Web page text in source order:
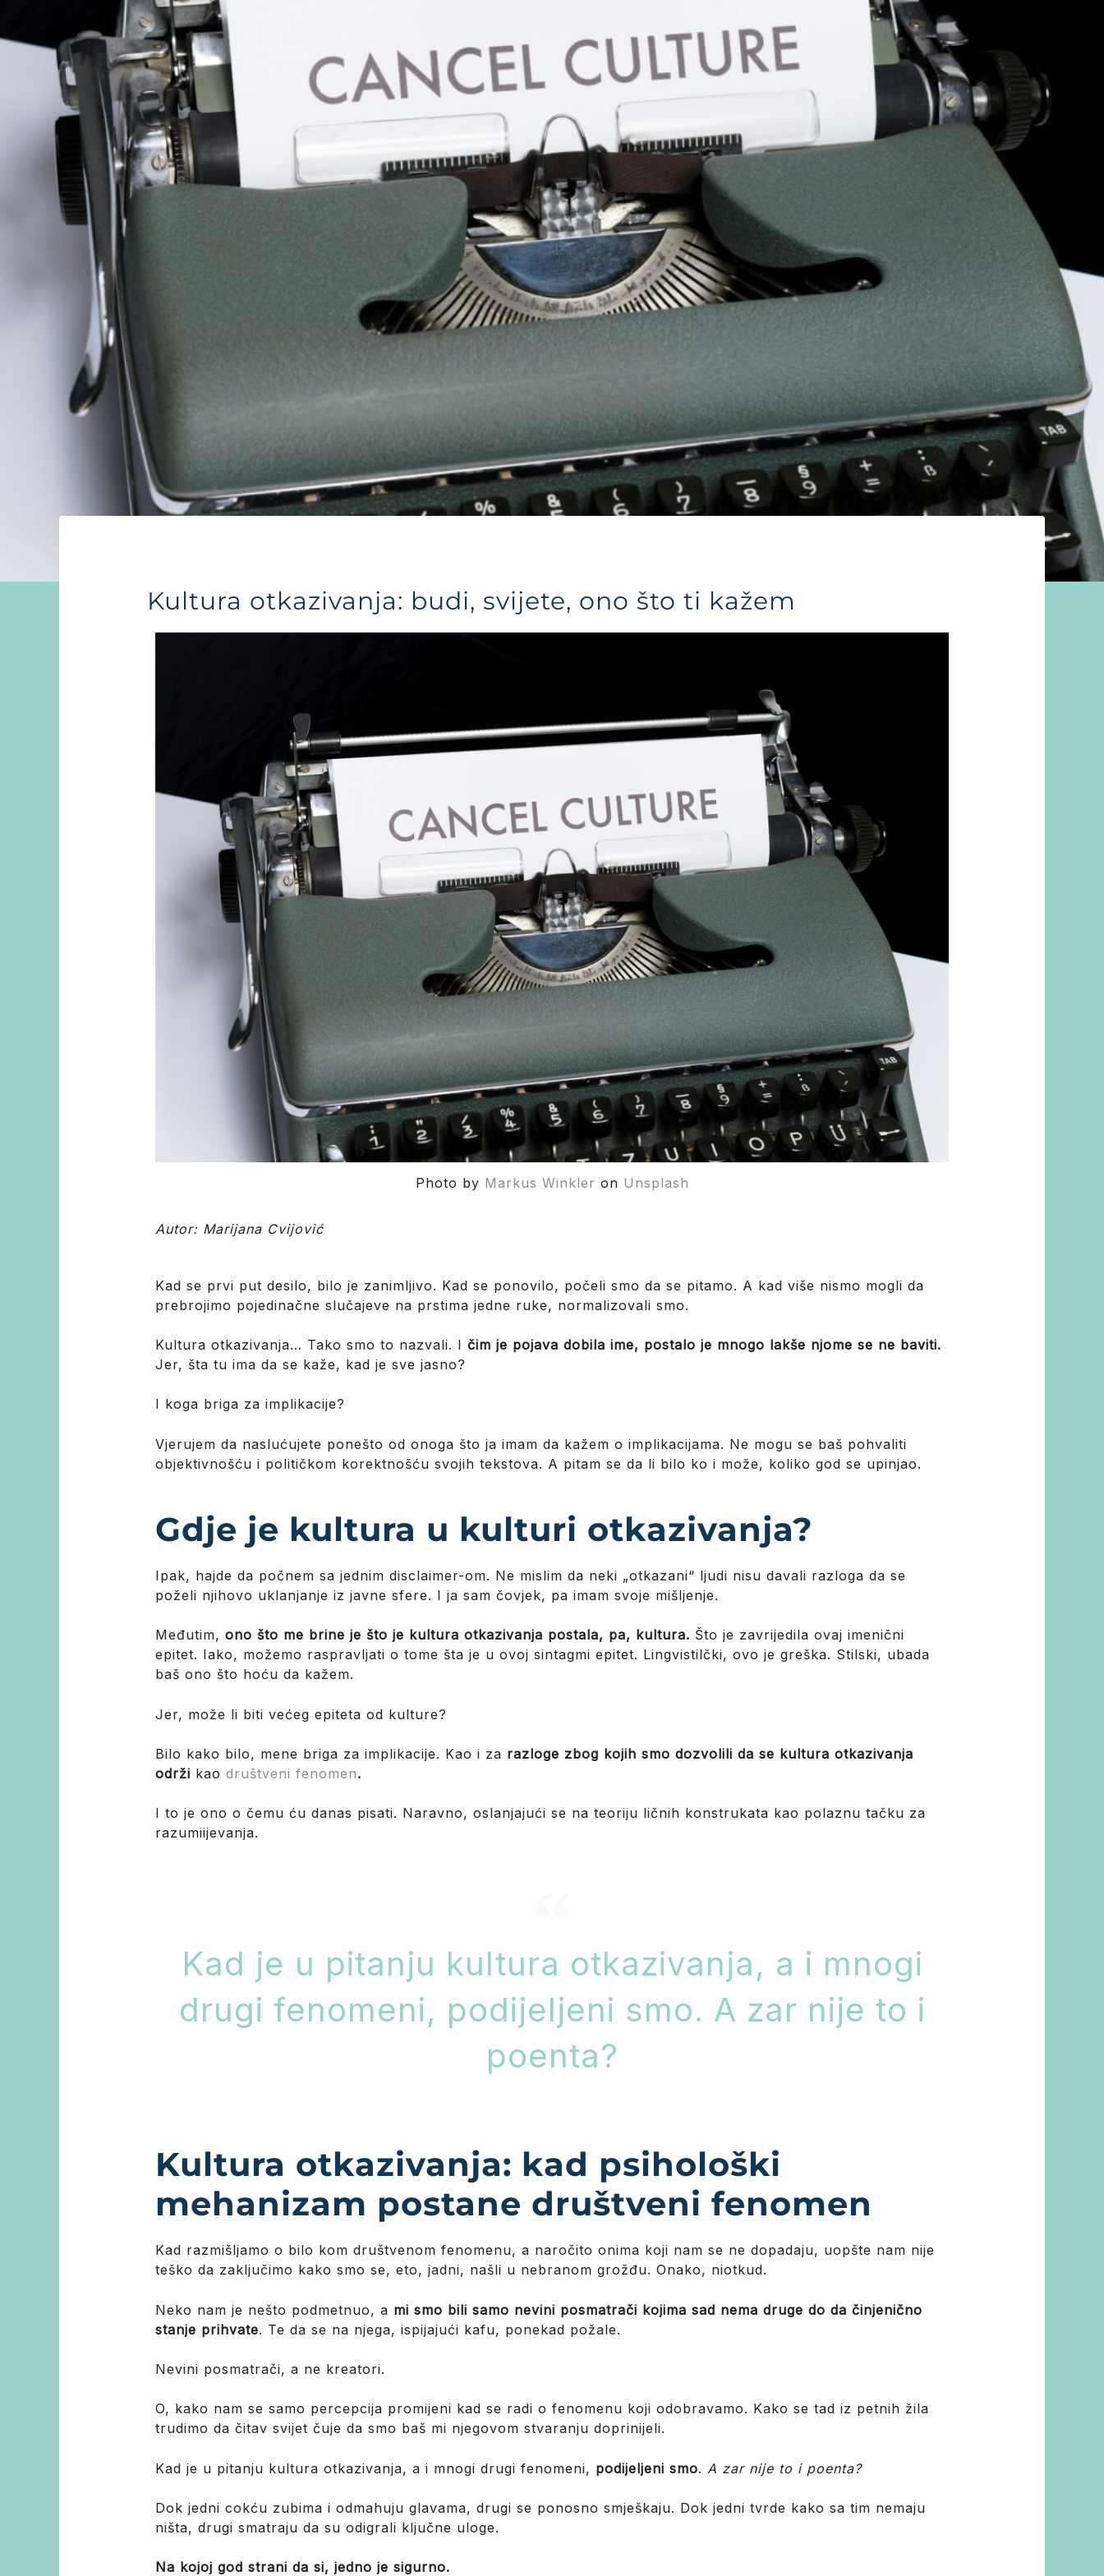
Kultura otkazivanja: budi, svijete, ono što ti kažem
Photo by Markus Winkler on Unsplash
Autor: Marijana Cvijović
Kad se prvi put desilo, bilo je zanimljivo. Kad se ponovilo, počeli smo da se pitamo. A kad više nismo mogli da
prebrojimo pojedinačne slučajeve na prstima jedne ruke, normalizovali smo.
Kultura otkazivanja… Tako smo to nazvali. I čim je pojava dobila ime, postalo je mnogo lakše njome se ne baviti.
Jer, šta tu ima da se kaže, kad je sve jasno?
I koga briga za implikacije?
Vjerujem da naslućujete ponešto od onoga što ja imam da kažem o implikacijama. Ne mogu se baš pohvaliti
objektivnošću i političkom korektnošću svojih tekstova. A pitam se da li bilo ko i može, koliko god se upinjao.
Gdje je kultura u kulturi otkazivanja?
Ipak, hajde da počnem sa jednim disclaimer-om. Ne mislim da neki „otkazani“ ljudi nisu davali razloga da se
poželi njihovo uklanjanje iz javne sfere. I ja sam čovjek, pa imam svoje mišljenje.
Međutim, ono što me brine je što je kultura otkazivanja postala, pa, kultura. Što je zavrijedila ovaj imenični
epitet. Iako, možemo raspravljati o tome šta je u ovoj sintagmi epitet. Lingvistilčki, ovo je greška. Stilski, ubada
baš ono što hoću da kažem.
Jer, može li biti većeg epiteta od kulture?
Bilo kako bilo, mene briga za implikacije. Kao i za razloge zbog kojih smo dozvolili da se kultura otkazivanja
održi kao društveni fenomen.
I to je ono o čemu ću danas pisati. Naravno, oslanjajući se na teoriju ličnih konstrukata kao polaznu tačku za
razumiijevanja.
Kad je u pitanju kultura otkazivanja, a i mnogi
drugi fenomeni, podijeljeni smo. A zar nije to i
poenta?
Kultura otkazivanja: kad psihološki
mehanizam postane društveni fenomen
Kad razmišljamo o bilo kom društvenom fenomenu, a naročito onima koji nam se ne dopadaju, uopšte nam nije
teško da zaključimo kako smo se, eto, jadni, našli u nebranom grožđu. Onako, niotkud.
Neko nam je nešto podmetnuo, a mi smo bili samo nevini posmatrači kojima sad nema druge do da činjenično
stanje prihvate. Te da se na njega, ispijajući kafu, ponekad požale.
Nevini posmatrači, a ne kreatori.
O, kako nam se samo percepcija promijeni kad se radi o fenomenu koji odobravamo. Kako se tad iz petnih žila
trudimo da čitav svijet čuje da smo baš mi njegovom stvaranju doprinijeli.
Kad je u pitanju kultura otkazivanja, a i mnogi drugi fenomeni, podijeljeni smo. A zar nije to i poenta?
Dok jedni cokću zubima i odmahuju glavama, drugi se ponosno smješkaju. Dok jedni tvrde kako sa tim nemaju
ništa, drugi smatraju da su odigrali ključne uloge.
Na kojoj god strani da si, jedno je sigurno.